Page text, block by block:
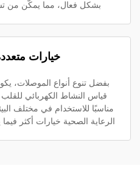
بشكل فعال، مما يمكّن من
خيارات
قياس النشاط الكهربائي للقلب
مناسبًا للاستخدام في مختلف
الرعاية الصحية خيارات أكثر